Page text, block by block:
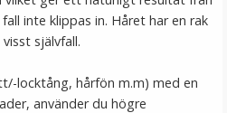
189 kr
VÄLJ
inte klippas in. Håret har en rak
självfall.
locktång, hårfön m.m) med en
använder du högre